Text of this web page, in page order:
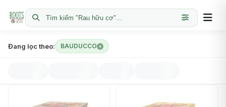
Tìm kiếm "Rau hữu cơ"...
Đang lọc theo: BAUDUCCO